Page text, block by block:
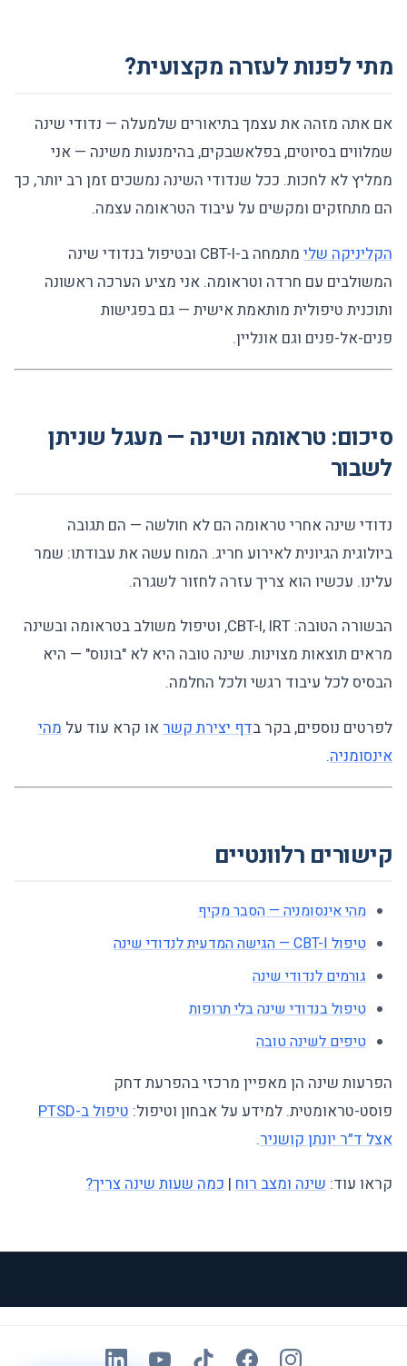
מתי לפנות לעזרה מקצועית?
אם אתה מזהה את עצמך בתיאורים שלמעלה — נדודי שינה
שמלווים בסיוטים, בפלאשבקים, בהימנעות משינה — אני
ממליץ לא לחכות. ככל שנדודי השינה נמשכים זמן רב יותר, כך
הם מתחזקים ומקשים על עיבוד הטראומה עצמה.
הקליניקה שלי
מתמחה ב-CBT-I ובטיפול בנדודי שינה
המשולבים עם חרדה וטראומה. אני מציע הערכה ראשונה
ותוכנית טיפולית מותאמת אישית — גם בפגישות
פנים-אל-פנים וגם אונליין.
סיכום: טראומה ושינה — מעגל שניתן
לשבור
נדודי שינה אחרי טראומה הם לא חולשה — הם תגובה
ביולוגית הגיונית לאירוע חריג. המוח עשה את עבודתו: שמר
עלינו. עכשיו הוא צריך עזרה לחזור לשגרה.
הבשורה הטובה: CBT-I, IRT, וטיפול משולב בטראומה ובשינה
מראים תוצאות מצוינות. שינה טובה היא לא "בונוס" — היא
הבסיס לכל עיבוד רגשי ולכל החלמה.
לפרטים נוספים, בקר בדף יצירת קשר או קרא עוד על מהי
אינסומניה.
קישורים רלוונטיים
מהי אינסומניה — הסבר מקיף
טיפול CBT-I — הגישה המדעית לנדודי שינה
גורמים לנדודי שינה
טיפול בנדודי שינה בלי תרופות
טיפים לשינה טובה
הפרעות שינה הן מאפיין מרכזי בהפרעת דחק
פוסט-טראומטית. למידע על אבחון וטיפול:
טיפול ב-PTSD
אצל ד״ר יונתן קושניר.
קראו עוד: שינה ומצב רוח | כמה שעות שינה צריך?